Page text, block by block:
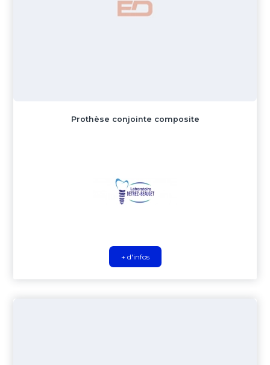
Prothèse conjointe composite
+ d'infos